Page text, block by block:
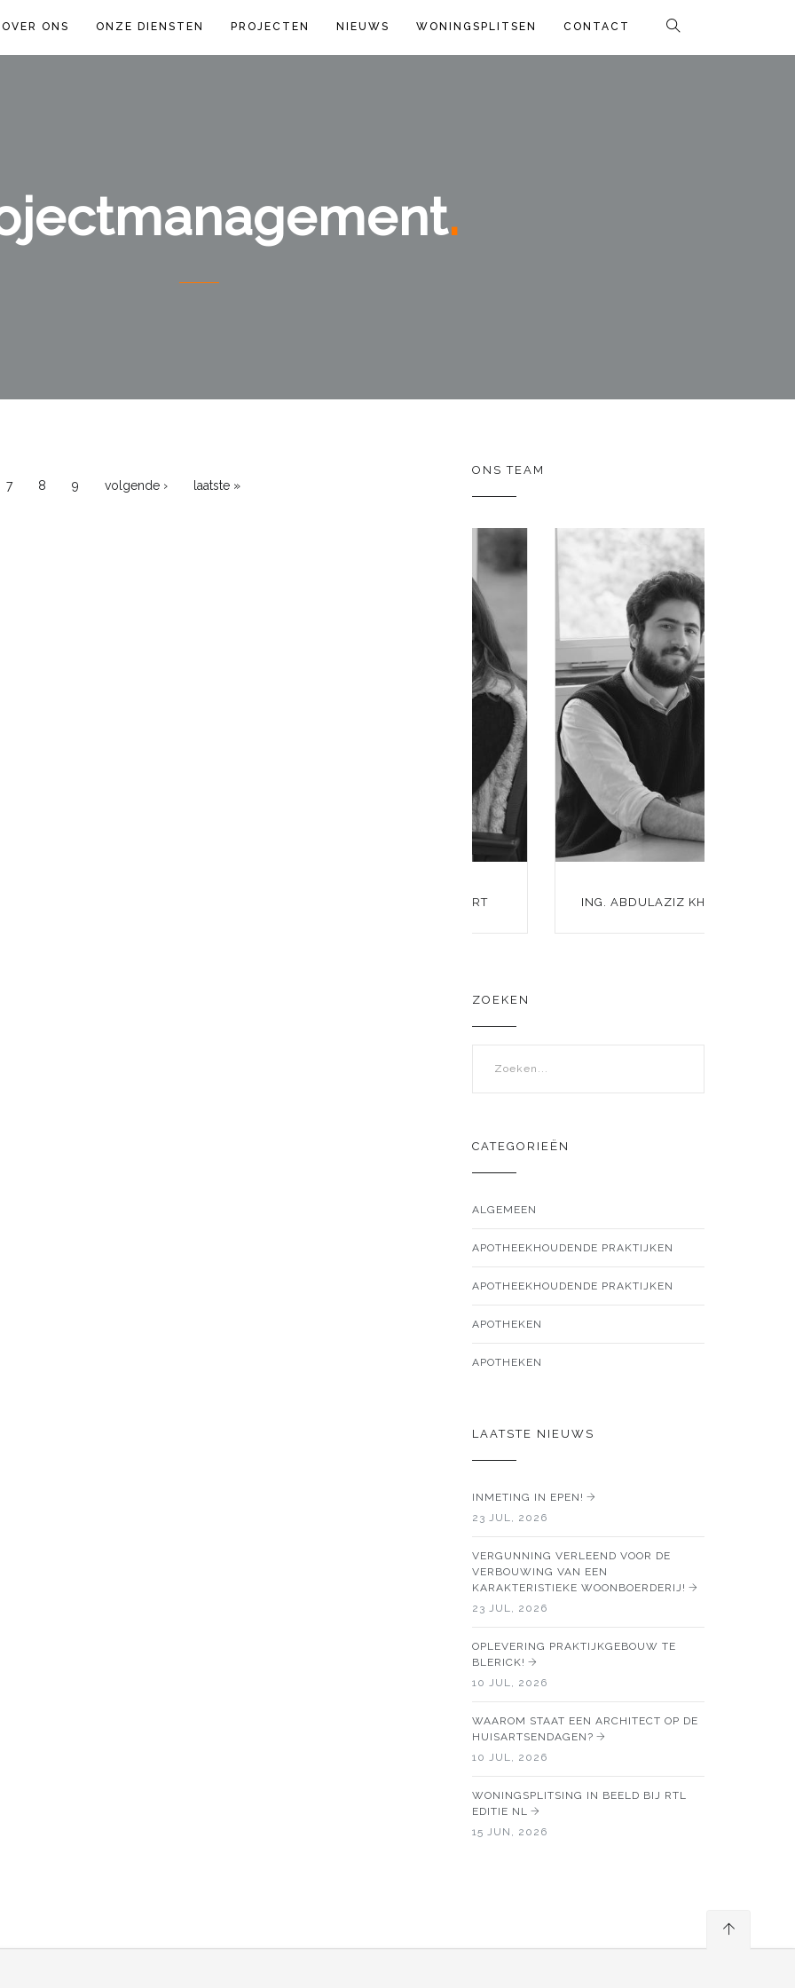
OVER ONS ONZE DIENSTEN PROJECTEN NIEUWS WONINGSPLITSEN CONTACT
7 8 9 volgende › laatste »
ONS TEAM
ING. ABDULAZIZ KHAWATMY
ZOEKEN
Zoekveld
CATEGORIEËN
ALGEMEEN
APOTHEEKHOUDENDE PRAKTIJKEN
APOTHEEKHOUDENDE PRAKTIJKEN
APOTHEKEN
APOTHEKEN
LAATSTE NIEUWS
INMETING IN EPEN!
23 JUL, 2026
VERGUNNING VERLEEND VOOR DE
VERBOUWING VAN EEN
KARAKTERISTIEKE WOONBOERDERIJ!
23 JUL, 2026
OPLEVERING PRAKTIJKGEBOUW TE
BLERICK!
10 JUL, 2026
WAAROM STAAT EEN ARCHITECT OP DE
HUISARTSENDAGEN?
10 JUL, 2026
WONINGSPLITSING IN BEELD BIJ RTL
EDITIE NL
15 JUN, 2026